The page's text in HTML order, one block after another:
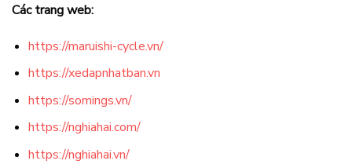
Các trang web:
https://maruishi-cycle.vn/
https://xedapnhatban.vn
https://somings.vn/
https://nghiahai.com/
https://nghiahai.vn/